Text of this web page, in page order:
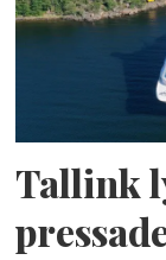
Tallink